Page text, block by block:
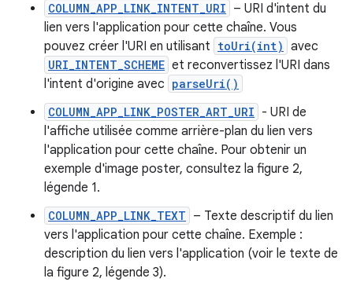
COLUMN_APP_LINK_INTENT_URI – URI d'intent du
lien vers l'application pour cette chaîne. Vous
pouvez créer l'URI en utilisant toUri(int) avec
URI_INTENT_SCHEME et reconvertissez l'URI dans
l'intent d'origine avec parseUri()
COLUMN_APP_LINK_POSTER_ART_URI - URI de
l'affiche utilisée comme arrière-plan du lien vers
l'application pour cette chaîne. Pour obtenir un
exemple d'image poster, consultez la figure 2,
légende 1.
COLUMN_APP_LINK_TEXT – Texte descriptif du lien
vers l'application pour cette chaîne. Exemple :
description du lien vers l'application (voir le texte de
la figure 2, légende 3).